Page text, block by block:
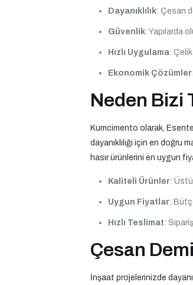
Dayanıklılık: Çesan
Güvenlik: Yapılarda
Hızlı Uygulama:
Ekonomik Çözümler
Neden Bizi
Kumcimento olarak,
dayanıklılığı için en
hasır ürünlerini en uygun
Kaliteli Ürünler:
Uygun Fiyatlar:
Hızlı Teslimat:
Çesan
İnşaat projelerinizde